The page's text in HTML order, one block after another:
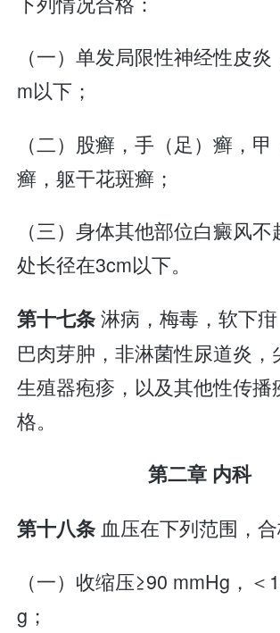
（一）单发局限性神经性皮
m以下；
（二）股癣，手（足）癣，甲
癣，躯干花斑癣；
（三）身体其他部位白癜风
处长径在3cm以下。
第十七条淋病，梅毒，软下
巴肉芽肿，非淋菌性尿道炎，
生殖器疱疹，以及其他性传播
格。
第二章 内科
第十八条 血压在下列范围，合
（一）收缩压≥90 mmHg，＜
g；